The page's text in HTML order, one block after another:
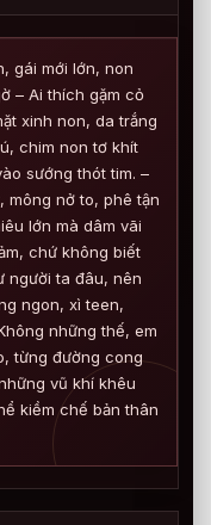
gái mới lớn, non
– Ai thích gặm cỏ
xinh non, da trắng
chim non tơ khít
sướng thót tim. –
mông nở to, phê tận
lớn mà dâm vãi
chứ không biết
người ta đâu, nên
ngon, xì teen,
những thế, em
từng đường cong
vũ khí khêu
kiềm chế bản thân